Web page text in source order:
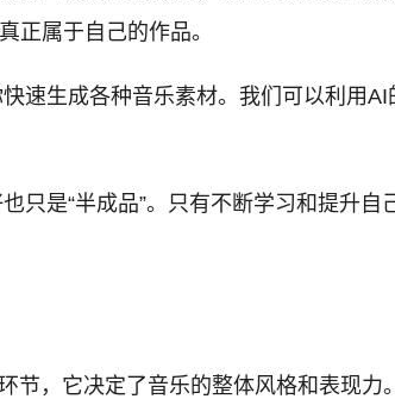
正属于自己的作品。
速生成各种音乐素材。我们可以利用
只是“半成品”。只有不断学习和提升
，它决定了音乐的整体风格和表现力